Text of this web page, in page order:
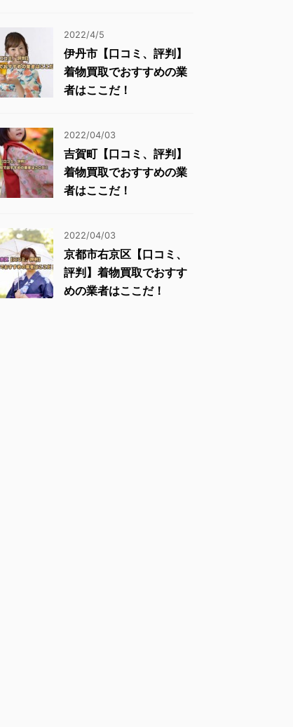
2022/4/5
伊丹市【口コミ、評判】
着物買取でおすすめの業
者はここだ！
2022/04/03
吉賀町【口コミ、評判】
着物買取でおすすめの業
者はここだ！
2022/04/03
京都市右京区【口コミ、
評判】着物買取でおすす
めの業者はここだ！